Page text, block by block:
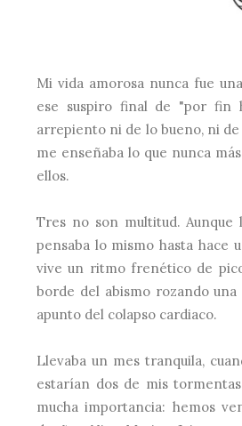
Mi vida amorosa nunca fue
ese suspiro final de "por fin
arrepiento ni de lo bueno, ni
me enseñaba lo que nunca
ellos.
Tres no son multitud.
pensaba lo mismo hasta hace
vive un ritmo frenético de
borde del abismo rozando
apunto del colapso cardiaco.
Llevaba un mes tranquila,
estarían dos de mis
mucha importancia: hemos